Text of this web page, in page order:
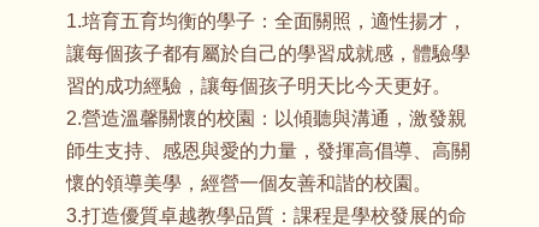
1.培育五育均衡的學子：全面關照，適性揚才，
讓每個孩子都有屬於自己的學習成就感，體驗學
習的成功經驗，讓每個孩子明天比今天更好。
2.營造溫馨關懷的校園：以傾聽與溝通，激發親
師生支持、感恩與愛的力量，發揮高倡導、高關
懷的領導美學，經營一個友善和諧的校園。
3.打造優質卓越教學品質：課程是學校發展的命